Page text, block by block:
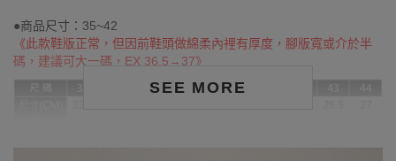
SEE MORE
●商品尺寸：35~42
《此款鞋版正常，但因前鞋頭做綿柔內裡有厚度，腳版寬或介於半
碼，建議可大一碼，EX 36.5→37》